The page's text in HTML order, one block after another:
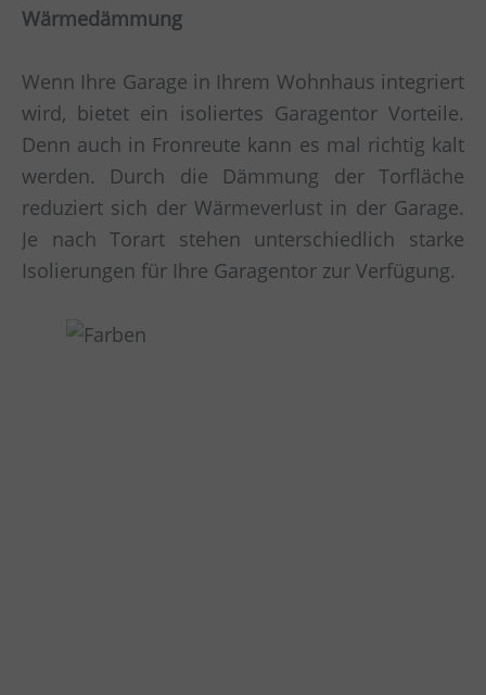
Wärmedämmung
Wenn Ihre Garage in Ihrem Wohnhaus integriert
wird, bietet ein isoliertes Garagentor Vorteile.
Denn auch in Fronreute kann es mal richtig kalt
werden. Durch die Dämmung der Torfläche
reduziert sich der Wärmeverlust in der Garage.
Je nach Torart stehen unterschiedlich starke
Isolierungen für Ihre Garagentor zur Verfügung.